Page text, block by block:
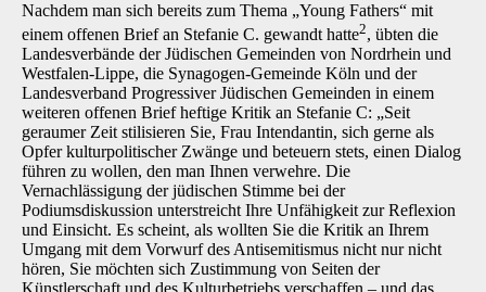
Nachdem man sich bereits zum Thema „Young Fathers“ mit
einem offenen Brief an Stefanie C. gewandt hatte2, übten die
Landesverbände der Jüdischen Gemeinden von Nordrhein und
Westfalen-Lippe, die Synagogen-Gemeinde Köln und der
Landesverband Progressiver Jüdischen Gemeinden in einem
weiteren offenen Brief heftige Kritik an Stefanie C: „Seit
geraumer Zeit stilisieren Sie, Frau Intendantin, sich gerne als
Opfer kulturpolitischer Zwänge und beteuern stets, einen Dialog
führen zu wollen, den man Ihnen verwehre. Die
Vernachlässigung der jüdischen Stimme bei der
Podiumsdiskussion unterstreicht Ihre Unfähigkeit zur Reflexion
und Einsicht. Es scheint, als wollten Sie die Kritik an Ihrem
Umgang mit dem Vorwurf des Antisemitismus nicht nur nicht
hören, Sie möchten sich Zustimmung von Seiten der